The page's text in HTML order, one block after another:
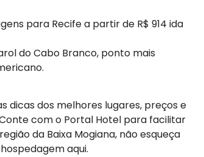
para Recife a partir de R$ 914 ida
do Cabo Branco, ponto mais
dicas dos melhores lugares, preços e
com o Portal Hotel para facilitar
da Baixa Mogiana, não esqueça
aqui.